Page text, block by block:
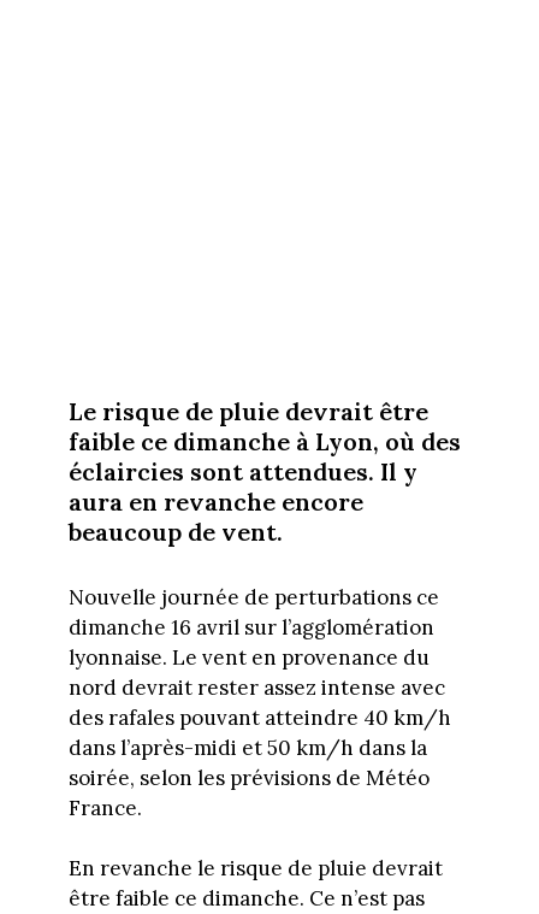
Le risque de pluie devrait être
faible ce dimanche à Lyon, où des
éclaircies sont attendues. Il y
aura en revanche encore
beaucoup de vent.
Nouvelle journée de perturbations ce
dimanche 16 avril sur l’agglomération
lyonnaise. Le vent en provenance du
nord devrait rester assez intense avec
des rafales pouvant atteindre 40 km/h
dans l’après-midi et 50 km/h dans la
soirée, selon les prévisions de Météo
France.
En revanche le risque de pluie devrait
être faible ce dimanche. Ce n’est pas